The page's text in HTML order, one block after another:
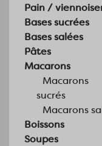
Pain /
Bases sucrées
Bases salées
Pâtes
Macarons
Macarons
sucrés
Macarons
Boissons
Soupes